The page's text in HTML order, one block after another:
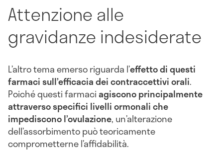
Attenzione alle
gravidanze indesiderate
L’altro tema emerso riguarda l’effetto di questi
farmaci sull’efficacia dei contraccettivi orali.
Poiché questi farmaciagiscono principalmente
attraverso specifici livelli ormonali che
impediscono l’ovulazione, un’alterazione
dell’assorbimento può teoricamente
comprometterne l’affidabilità.